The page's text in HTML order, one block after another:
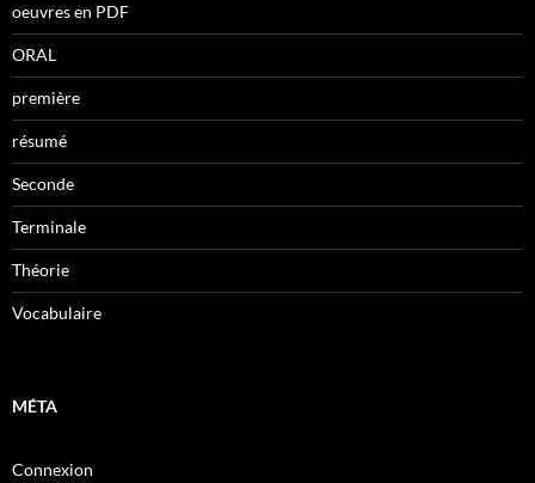
oeuvres en PDF
ORAL
première
résumé
Seconde
Terminale
Théorie
Vocabulaire
MÉTA
Connexion